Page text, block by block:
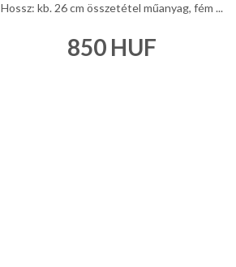
Hossz: kb. 26 cm összetétel műanyag, fém ...
850HUF